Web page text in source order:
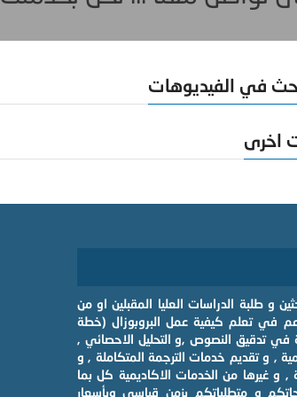
في الفيديوهات
اخرى
و طلبة الدراسات العليا المقبلين او من
في تعلم كيفية عمل البروبوزال (خطة
في تدقيق النصوص ,و التحليل الاحصائي ,
, و تقديم خدمات الترجمة المتكاملة , و
, و غيرها من الخدمات الاكاديمية كل بما
و متطلباتكم بزمن قياسي وبأسعار